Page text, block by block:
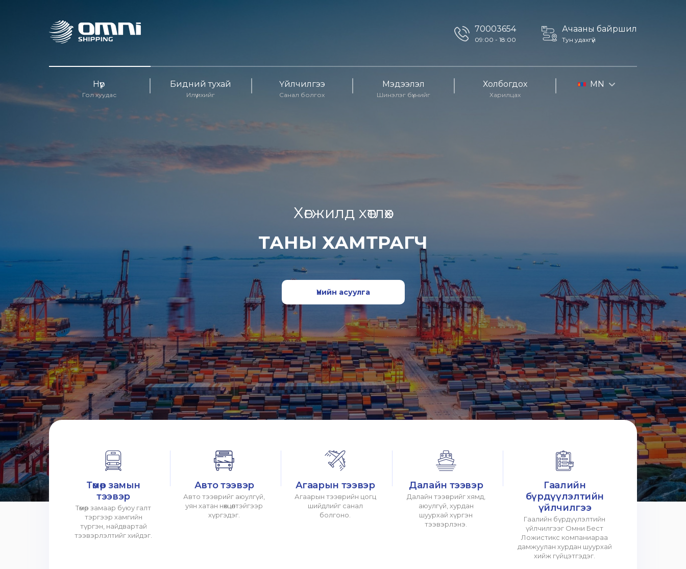
70003654
09:00 - 18:00
Ачааны байршил
Тун удахгүй
Нүүр
Гол хуудас
Бидний тухай
Илүү ихийг
Үйлчилгээ
Санал болгох
Мэдээлэл
Шинэлэг бүхнийг
Холбогдох
Харилцах
MN
Хөгжилд хөтлөх
ТАНЫ ХАМТРАГЧ
Үнийн асуулга
Төмөр замын
тээвэр
Төмөр замаар буюу галт
тэргээр хамгийн
түргэн, найдвартай
тээвэрлэлтийг хийдэг.
Авто тээвэр
Авто тээврийг аюулгүй,
уян хатан нөхцөлтэйгээр
хүргэдэг.
Агаарын тээвэр
Агаарын тээврийн цогц
шийдлийг санал
болгоно.
Далайн тээвэр
Далайн тээврийг хямд,
аюулгүй, хурдан
шуурхай хүргэн
тээвэрлэнэ.
Гаалийн
бүрдүүлэлтийн
үйлчилгээ
Гаалийн бүрдүүлэлтийн
үйлчилгээг Омни Бест
Ложистикс компаниараа
дамжуулан хурдан шуурхай
хийж гүйцэтгэдэг.